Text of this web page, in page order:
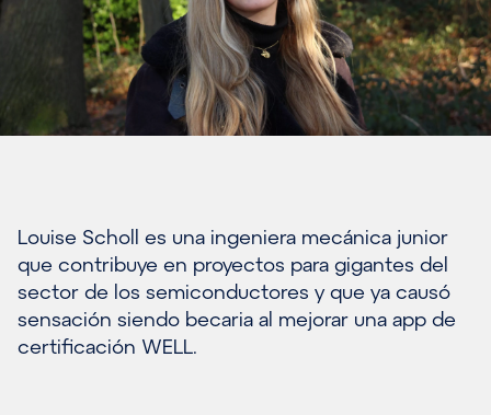
Louise Scholl es una ingeniera mecánica junior
que contribuye en proyectos para gigantes del
sector de los semiconductores y que ya causó
sensación siendo becaria al mejorar una app de
certificación WELL.